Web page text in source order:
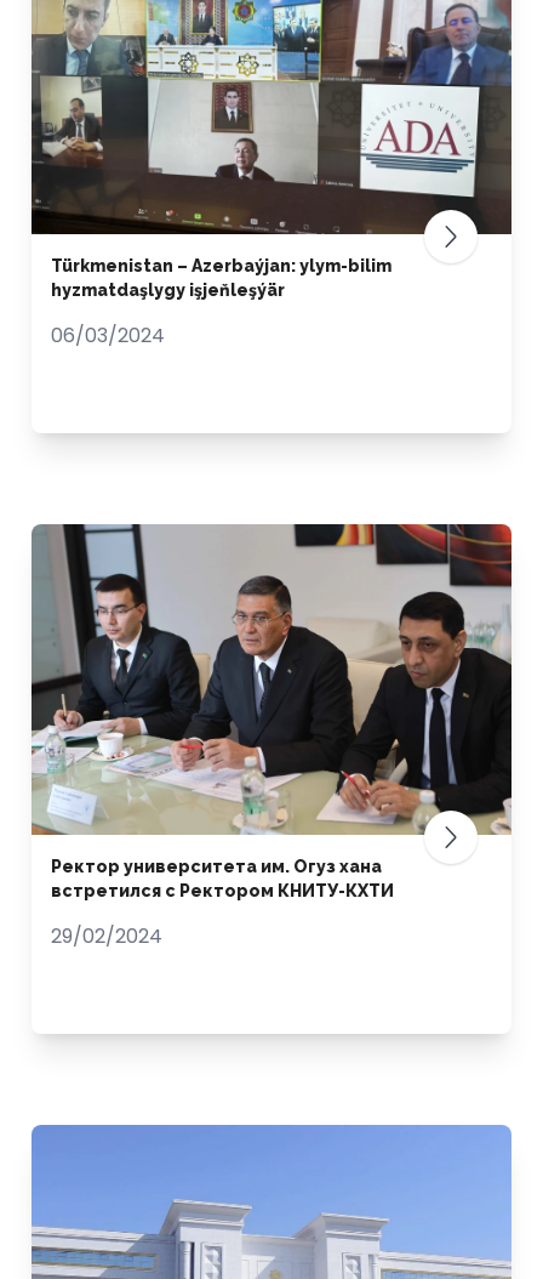
Türkmenistan – Azerbaýjan: ylym-bilim
hyzmatdaşlygy işjeňleşýär
06/03/2024
Ректор университета им. Огуз хана
встретился с Ректором КНИТУ-КХТИ
29/02/2024